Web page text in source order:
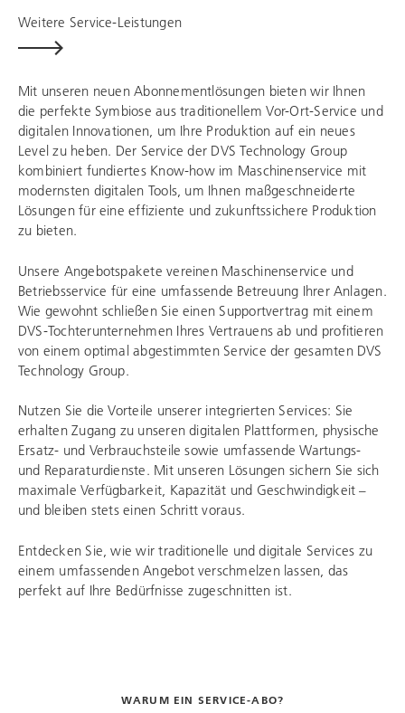
Weitere Service-Leistungen
Mit unseren neuen Abonnementlösungen bieten wir Ihnen
die perfekte Symbiose aus traditionellem Vor-Ort-Service und
digitalen Innovationen, um Ihre Produktion auf ein neues
Level zu heben. Der Service der DVS Technology Group
kombiniert fundiertes Know-how im Maschinenservice mit
modernsten digitalen Tools, um Ihnen maßgeschneiderte
Lösungen für eine effiziente und zukunftssichere Produktion
zu bieten.
Unsere Angebotspakete vereinen Maschinenservice und
Betriebsservice für eine umfassende Betreuung Ihrer Anlagen.
Wie gewohnt schließen Sie einen Supportvertrag mit einem
DVS-Tochterunternehmen Ihres Vertrauens ab und profitieren
von einem optimal abgestimmten Service der gesamten DVS
Technology Group.
Nutzen Sie die Vorteile unserer integrierten Services: Sie
erhalten Zugang zu unseren digitalen Plattformen, physische
Ersatz- und Verbrauchsteile sowie umfassende Wartungs-
und Reparaturdienste. Mit unseren Lösungen sichern Sie sich
maximale Verfügbarkeit, Kapazität und Geschwindigkeit –
und bleiben stets einen Schritt voraus.
Entdecken Sie, wie wir traditionelle und digitale Services zu
einem umfassenden Angebot verschmelzen lassen, das
perfekt auf Ihre Bedürfnisse zugeschnitten ist.
WARUM EIN SERVICE-ABO?